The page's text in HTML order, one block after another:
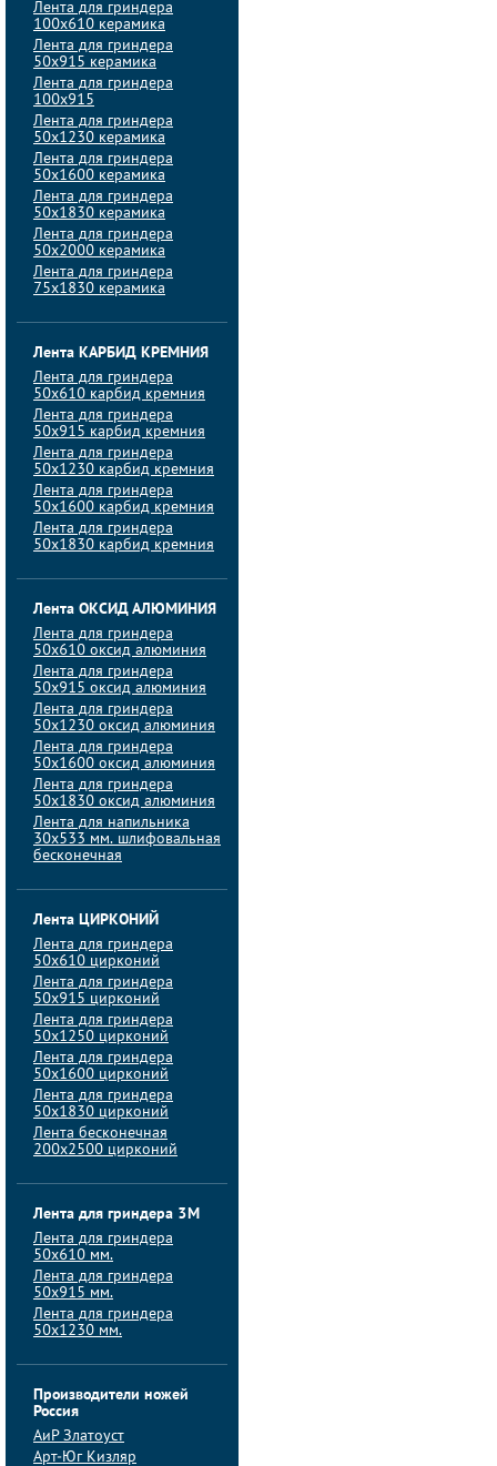
Лента для гриндера
100х610 керамика
Лента для гриндера
50х915 керамика
Лента для гриндера
100х915
Лента для гриндера
50х1230 керамика
Лента для гриндера
50х1600 керамика
Лента для гриндера
50х1830 керамика
Лента для гриндера
50х2000 керамика
Лента для гриндера
75х1830 керамика
Лента КАРБИД КРЕМНИЯ
Лента для гриндера
50х610 карбид кремния
Лента для гриндера
50х915 карбид кремния
Лента для гриндера
50х1230 карбид кремния
Лента для гриндера
50х1600 карбид кремния
Лента для гриндера
50х1830 карбид кремния
Лента ОКСИД АЛЮМИНИЯ
Лента для гриндера
50х610 оксид алюминия
Лента для гриндера
50х915 оксид алюминия
Лента для гриндера
50х1230 оксид алюминия
Лента для гриндера
50х1600 оксид алюминия
Лента для гриндера
50х1830 оксид алюминия
Лента для напильника
30х533 мм. шлифовальная
бесконечная
Лента ЦИРКОНИЙ
Лента для гриндера
50х610 цирконий
Лента для гриндера
50х915 цирконий
Лента для гриндера
50х1250 цирконий
Лента для гриндера
50х1600 цирконий
Лента для гриндера
50x1830 цирконий
Лента бесконечная
200х2500 цирконий
Лента для гриндера 3M
Лента для гриндера
50x610 мм.
Лента для гриндера
50x915 мм.
Лента для гриндера
50x1230 мм.
Производители ножей
Россия
АиP Златоуст
Арт-Юг Кизляр